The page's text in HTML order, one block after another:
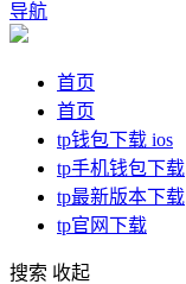
导航
首页
首页
tp钱包下载 ios
tp手机钱包下载
tp最新版本下载
tp官网下载
搜索 收起